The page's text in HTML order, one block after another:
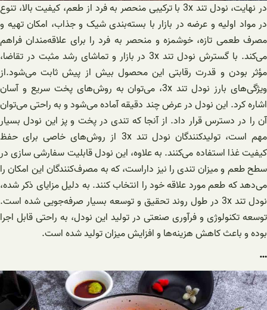
در نهایت، نودل تند 3x با ترکیبی منحصر به فرد از طعم، کیفیت بالا، تنوع
در مواد اولیه و عرضه در بازار با بسته‌بندی شیک و جذاب، امکان تهیه و
مصرف طعمی تازه، خوشمزه و منحصر به فرد را برای علاقه‌مندان فراهم
می‌کند. با گسترش نودل تند 3x در بازار و تماشای رشد مثبت در تقاضا،
مؤثر بودن و قدرت رقابتی این محصول بیش از پیش ثابت می‌شود.از
ویژگی‌های بارز نودل تند 3x، می‌توان به روش‌های پخت سریع و آسان
اشاره کرد. این نودل در عرض چند دقیقه آماده می‌شود و به راحتی می‌توان
آن را در دسترس قرار داد. از آنجا که تندی در پخت و پز این نودل بسیار
مهم است، تولیدکنندگان نودل تند 3x از روش‌های خاصی برای حفظ
کیفیت غذا استفاده می‌کنند. به علاوه، این نودل قابلیت سفارشی سازی در
سطح طعم و میزان تندی را نیز داراست، که به مصرف‌کنندگان این امکان را
می‌دهد که طعم مورد علاقه خود را انتخاب کنند. به دلیل مزایای ذکر شده،
نودل تند 3x در طول روند تحقیق و توسعه بسیار صرفه‌جویی شده است.
توسعه تکنولوژی و فرآوری صنعتی در تولید این نودل، به راحتی قابل اجرا
بوده و باعث کاهش هزینه‌ها و افزایش میزان تولید شده است.
…